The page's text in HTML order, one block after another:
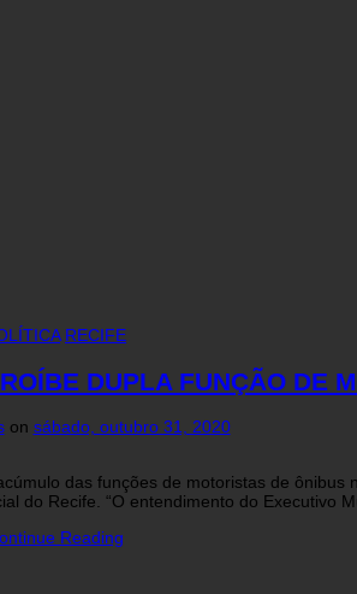
RECIFE
DUPLA FUNÇÃO DE
on sábado, outubro 31, 2020
das funções de motoristas de
do Recife. “O entendimento do Executivo
Reading